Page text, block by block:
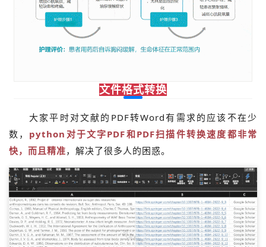
文件格式转换
大家平时对文献的PDF转Word有需求的应该不在少
数， python对于文字PDF和PDF扫描件转换速度都非常
快，而且精准，解决了很多人的困惑。